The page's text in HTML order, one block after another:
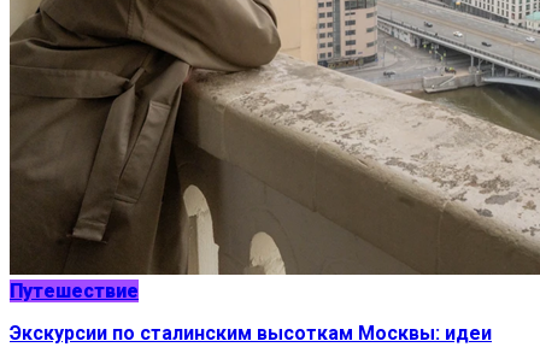
Путешествие
Экскурсии по сталинским высоткам Москвы: идеи